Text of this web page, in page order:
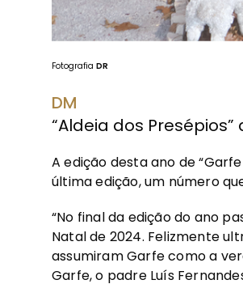
Fotografia DR
DM
“Aldeia dos
A edição desta ano de
última edição, um número
“No final da edição do ano
Natal de 2024. Felizmente
assumiram Garfe como a
Garfe, o padre Luís